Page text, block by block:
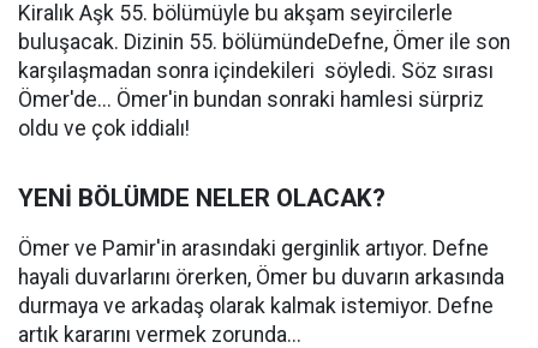
Kiralık Aşk 55. bölümüyle bu akşam seyircilerle
buluşacak. Dizinin 55. bölümündeDefne, Ömer ile son
karşılaşmadan sonra içindekileri söyledi. Söz sırası
Ömer'de... Ömer'in bundan sonraki hamlesi sürpriz
oldu ve çok iddialı!
YENİ BÖLÜMDE NELER OLACAK?
Ömer ve Pamir'in arasındaki gerginlik artıyor. Defne
hayali duvarlarını örerken, Ömer bu duvarın arkasında
durmaya ve arkadaş olarak kalmak istemiyor. Defne
artık kararını vermek zorunda...